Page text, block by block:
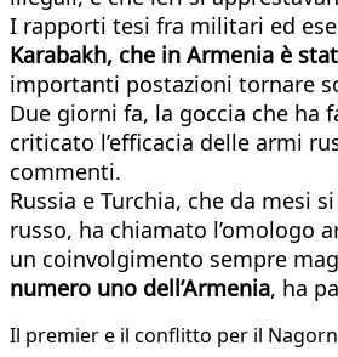
I rapporti tesi fra militari ed
Karabakh, che in Armenia è
importanti postazioni tornare
Due giorni fa, la goccia che ha
criticato l’efficacia delle armi
commenti.
Russia e Turchia, che da mesi
russo, ha chiamato l’omologo
un coinvolgimento sempre
numero uno dell’Armenia, ha
Il premier e il conflitto per il